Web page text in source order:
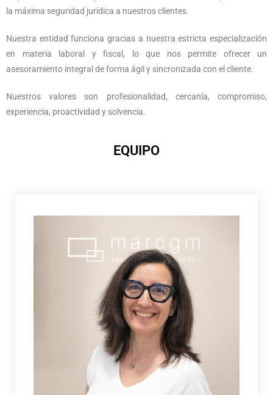
la máxima seguridad jurídica a nuestros clientes.
Nuestra entidad funciona gracias a nuestra estricta especialización
en materia laboral y fiscal, lo que nos permite ofrecer un
asesoramiento integral de forma ágil y sincronizada con el cliente.
Nuestros valores son profesionalidad, cercanía, compromiso,
experiencia, proactividad y solvencia.
EQUIPO